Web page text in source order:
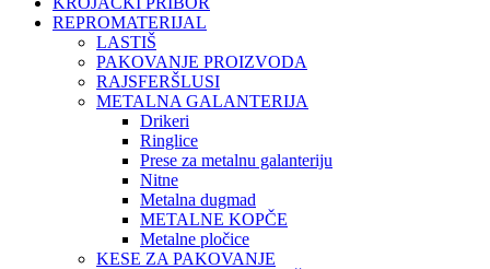
REPROMATERIJAL
LASTIŠ
PAKOVANJE PROIZVODA
RAJSFERŠLUSI
METALNA GALANTERIJA
Drikeri
Ringlice
Prese za metalnu galanteriju
Nitne
Metalna dugmad
METALNE KOPČE
Metalne pločice
KESE ZA PAKOVANJE